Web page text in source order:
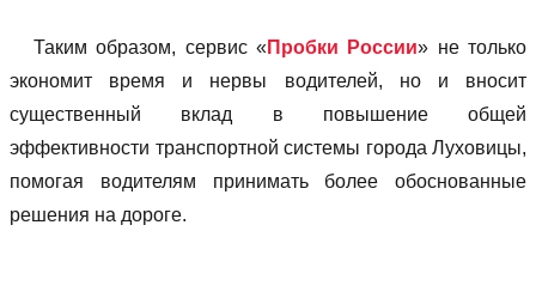
Таким образом, сервис « Пробки России» не только
экономит время и нервы водителей, но и вносит
существенный вклад в повышение общей
эффективности транспортной системы города Луховицы,
помогая водителям принимать более обоснованные
решения на дороге.